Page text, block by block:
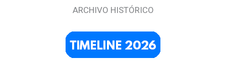
ARCHIVO HISTÓRICO